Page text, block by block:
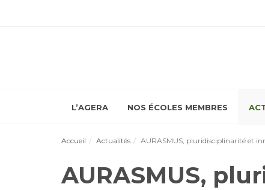
L’AGERA NOS ÉCOLES MEMBRES
Accueil Actualités AURASMUS, pluridisciplinarité et
AURASMUS,